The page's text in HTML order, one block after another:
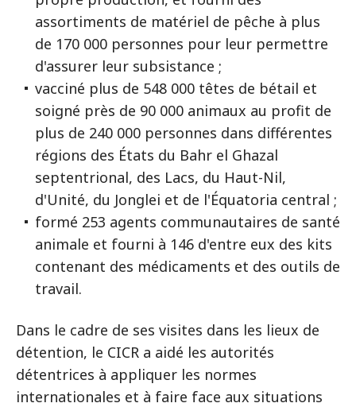
assortiments de matériel de pêche à plus
de 170 000 personnes pour leur permettre
d'assurer leur subsistance ;
vacciné plus de 548 000 têtes de bétail et
soigné près de 90 000 animaux au profit de
plus de 240 000 personnes dans différentes
régions des États du Bahr el Ghazal
septentrional, des Lacs, du Haut-Nil,
d'Unité, du Jonglei et de l'Équatoria central ;
formé 253 agents communautaires de santé
animale et fourni à 146 d'entre eux des kits
contenant des médicaments et des outils de
travail.
Dans le cadre de ses visites dans les lieux de
détention, le CICR a aidé les autorités
détentrices à appliquer les normes
internationales et à faire face aux situations